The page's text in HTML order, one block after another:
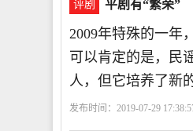
评剧 平剧有“繁荣”
2009年特殊的一年
可以肯定的是，民
人，但它培养了新
发布时间：2019-07-29